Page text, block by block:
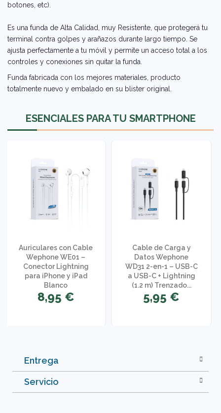
botones, etc).
Es una funda de Alta Calidad, muy Resistente, que protegerá tu
terminal contra golpes y arañazos durante largo tiempo. Se
ajusta perfectamente a tu móvil y permite un acceso total a los
controles y conexiones sin quitar la funda.
Funda fabricada con los mejores materiales, producto
totalmente nuevo y embalado en su blister original.
ESENCIALES PARA TU SMARTPHONE
Auriculares con Cable
Wephone WE01 –
Conector Lightning
para iPhone y iPad
Blanco
8,95 €
Cable de Carga y
Datos Wephone
WD31 2-en-1 – USB-C
a USB-C + Lightning
(1.2 m) Trenzado...
5,95 €
Entrega
Servicio